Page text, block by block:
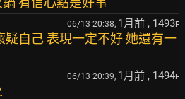
06/13 20:38, 1月前 , 1493F
疑自己 表現一定不好 她還有一
06/13 20:39, 1月前 , 1494F